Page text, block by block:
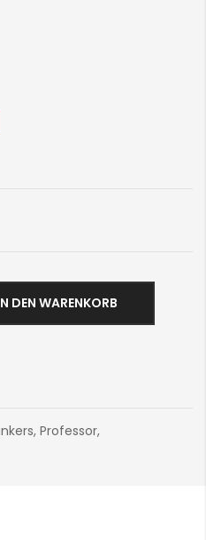
DEN WARENKORB
, Professor,